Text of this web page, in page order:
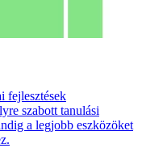
fejlesztések
szabott tanulási
a legjobb eszközöket